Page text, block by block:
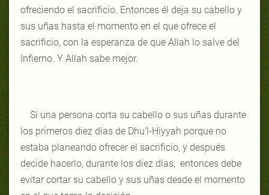
ofreciendo el sacrificio. Entonces él deja su cabello y
sus uñas hasta el momento en el que ofrece el
sacrificio, con la esperanza de que Allah lo salve del
Infierno. Y Allah sabe mejor.
Si una persona corta su cabello o sus uñas durante
los primeros diez días de Dhu’l-Hiyyah porque no
estaba planeando ofrecer el sacrificio, y después
decide hacerlo, durante los diez días, entonces debe
evitar cortar su cabello y sus uñas desde el momento